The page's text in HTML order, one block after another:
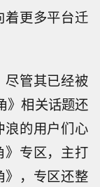
着更多平台迁
尽管其已经被
》相关话题还
浪的用户们心
》专区，主打
》，专区还整